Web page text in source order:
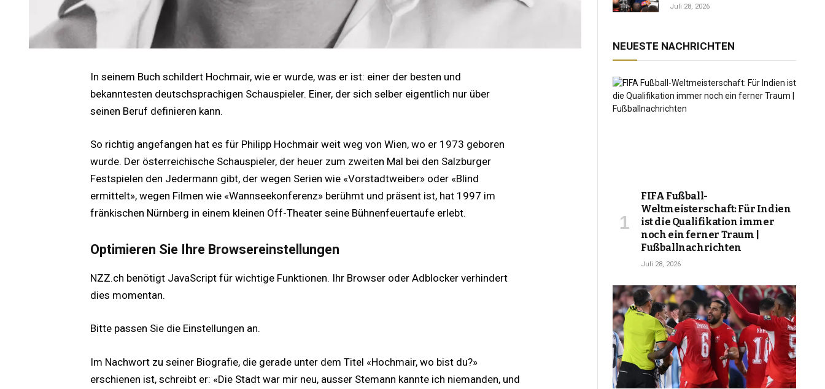
In seinem Buch schildert Hochmair, wie er wurde, was er ist: einer der besten und
bekanntesten deutschsprachigen Schauspieler. Einer, der sich selber eigentlich nur über
seinen Beruf definieren kann.
So richtig angefangen hat es für Philipp Hochmair weit weg von Wien, wo er 1973 geboren
wurde. Der österreichische Schauspieler, der heuer zum zweiten Mal bei den Salzburger
Festspielen den Jedermann gibt, der wegen Serien wie «Vorstadtweiber» oder «Blind
ermittelt», wegen Filmen wie «Wannseekonferenz» berühmt und präsent ist, hat 1997 im
fränkischen Nürnberg in einem kleinen Off-Theater seine Bühnenfeuertaufe erlebt.
Optimieren Sie Ihre Browsereinstellungen
NZZ.ch benötigt JavaScript für wichtige Funktionen. Ihr Browser oder Adblocker verhindert
dies momentan.
Bitte passen Sie die Einstellungen an.
Im Nachwort zu seiner Biografie, die gerade unter dem Titel «Hochmair, wo bist du?»
erschienen ist, schreibt er: «Die Stadt war mir neu, ausser Stemann kannte ich niemanden, und
Juli 28, 2026
NEUESTE NACHRICHTEN
FIFA Fußball-
Weltmeisterschaft: Für Indien
ist die Qualifikation immer
noch ein ferner Traum |
Fußballnachrichten
Juli 28, 2026